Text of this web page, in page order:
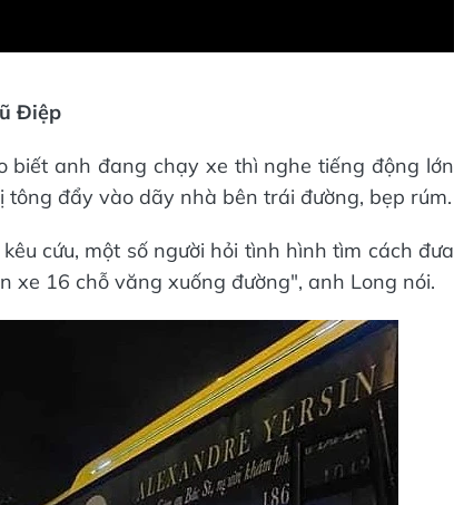
Điệp
biết anh đang chạy xe thì nghe tiếng động lớn
đẩy vào dãy nhà bên trái đường, bẹp rúm.
cứu, một số người hỏi tình hình tìm cách đưa
xe 16 chỗ văng xuống đường", anh Long nói.